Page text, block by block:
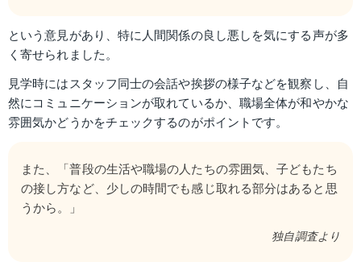
という意見があり、特に人間関係の良し悪しを気にする声が多
く寄せられました。
見学時にはスタッフ同士の会話や挨拶の様子などを観察し、自
然にコミュニケーションが取れているか、職場全体が和やかな
雰囲気かどうかをチェックするのがポイントです。
また、「普段の生活や職場の人たちの雰囲気、子どもたち
の接し方など、少しの時間でも感じ取れる部分はあると思
うから。」
独自調査より